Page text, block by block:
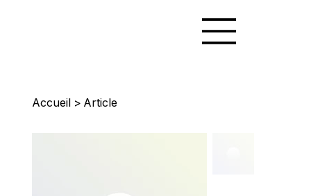
Accueil > Article